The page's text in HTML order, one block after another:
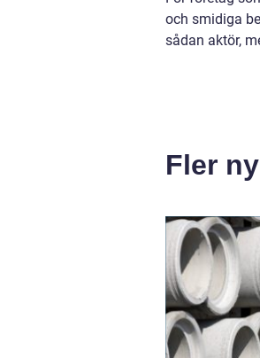
och smidiga
sådan aktör,
Fler